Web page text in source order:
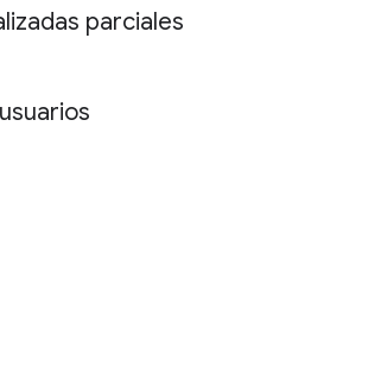
parciales